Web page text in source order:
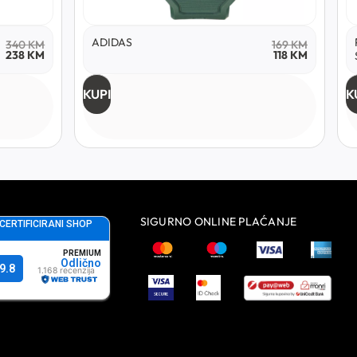
340KM
238 KM
ADIDAS 169KM
118 KM
KUPI
SIGURNO ONLINE PLAĆANJE